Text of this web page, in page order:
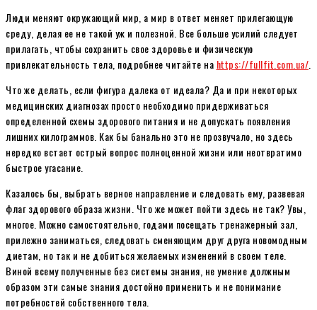
Люди меняют окружающий мир, а мир в ответ меняет прилегающую
среду, делая ее не такой уж и полезной. Все больше усилий следует
прилагать, чтобы сохранить свое здоровье и физическую
привлекательность тела, подробнее читайте на https://fullfit.com.ua/
Что же делать, если фигура далека от идеала? Да и при некоторых
медицинских диагнозах просто необходимо придерживаться
определенной схемы здорового питания и не допускать появления
лишних килограммов. Как бы банально это не прозвучало, но здесь
нередко встает острый вопрос полноценной жизни или неотвратимо
быстрое угасание.
Казалось бы, выбрать верное направление и следовать ему, развевая
флаг здорового образа жизни. Что же может пойти здесь не так? Увы,
многое. Можно самостоятельно, годами посещать тренажерный зал,
прилежно заниматься, следовать сменяющим друг друга новомодным
диетам, но так и не добиться желаемых изменений в своем теле.
Виной всему полученные без системы знания, не умение должным
образом эти самые знания достойно применить и не понимание
потребностей собственного тела.